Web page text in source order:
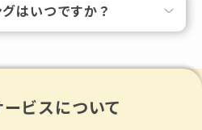
はいつですか？
ビスについて